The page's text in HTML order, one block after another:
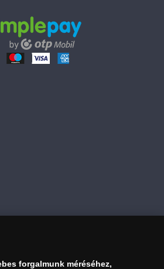
forgalmunk méréséhez,